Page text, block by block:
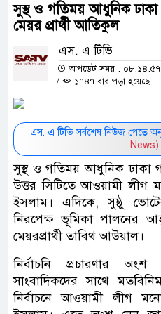
সুস্থ ও গতিময় আধুনিক ঢাকা
মেয়র প্রার্থী আতিকুল
এস. এ টিভি
আপডেট সময় : ০৮:১৪:৫৭
/
১৭৪৭ বার পড়া হয়েছে
এস. এ টিভি সর্বশেষ নিউজ পেতে
News)
সুস্থ ও গতিময় আধুনিক ঢাকা
উত্তর সিটিতে আওয়ামী লীগ
ইসলাম। এদিকে, সুষ্ঠু
নিরপেক্ষ ভূমিকা পালনের
মেয়রপ্রার্থী তাবিথ আউয়াল।
নির্বাচনি প্রচারণার অংশ
সাংবাদিকদের সাথে
নির্বাচনে আওয়ামী লীগ